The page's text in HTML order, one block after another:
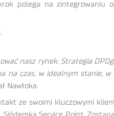
polega na zintegrowaniu
nasz rynek. Strategia
na czas, w idealnym stanie, w
Nawłoka.
ze swoimi kluczowymi